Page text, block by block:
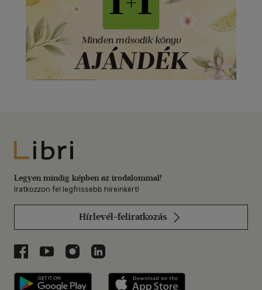
Libri
Legyen mindig képben az irodalommal!
Iratkozzon fel legfrissebb híreinkért!
Hírlevél-feliratkozás
Libri a Facebookon
Libri a Youtube-on
Libri az Instagramon
Libri a LinkedInen
Libri applikáció Szerezd meg: Google